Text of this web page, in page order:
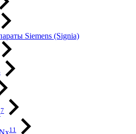
Siemens (Signia)
7
11